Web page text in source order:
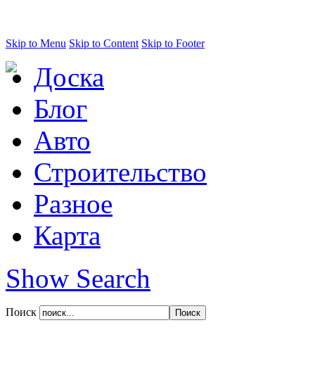
Skip to Menu Skip to Content Skip to Footer
Доска
Блог
Авто
Строительство
Разное
Карта
Show Search
Поиск